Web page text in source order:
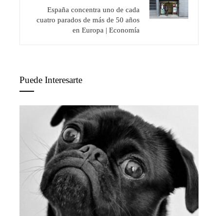
España concentra uno de cada
cuatro parados de más de 50 años
en Europa | Economía
Puede Interesarte